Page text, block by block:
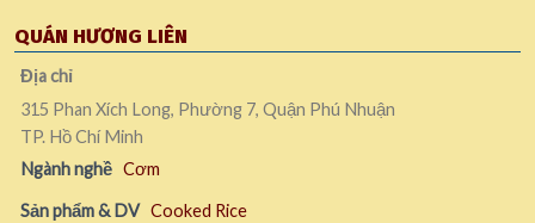
QUÁN HƯƠNG LIÊN
Địa chỉ
315 Phan Xích Long, Phường 7, Quận Phú Nhuận
TP. Hồ Chí Minh
Ngành nghề Cơm
Sản phẩm & DV Cooked Rice